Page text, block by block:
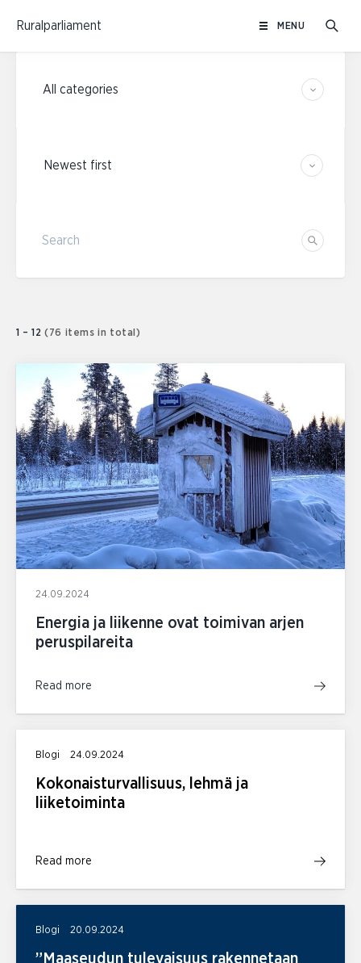
Ruralparliament MENU
Search
1 – 12 (76 items in total)
24.09.2024
Energia ja liikenne ovat toimivan arjen
peruspilareita
Read more
Blogi 24.09.2024
Kokonaisturvallisuus, lehmä ja
liiketoiminta
Read more
Blogi 20.09.2024
”Maaseudun tulevaisuus rakennetaan